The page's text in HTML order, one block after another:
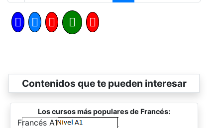
Contenidos que te pueden interesar
Los cursos más populares de Francés:
-
Francés A1